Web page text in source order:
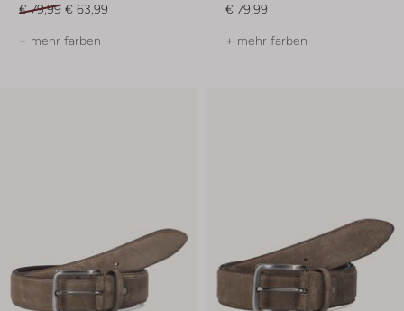
€ 79,99 € 63,99
+ mehr farben
€ 79,99
+ mehr farben